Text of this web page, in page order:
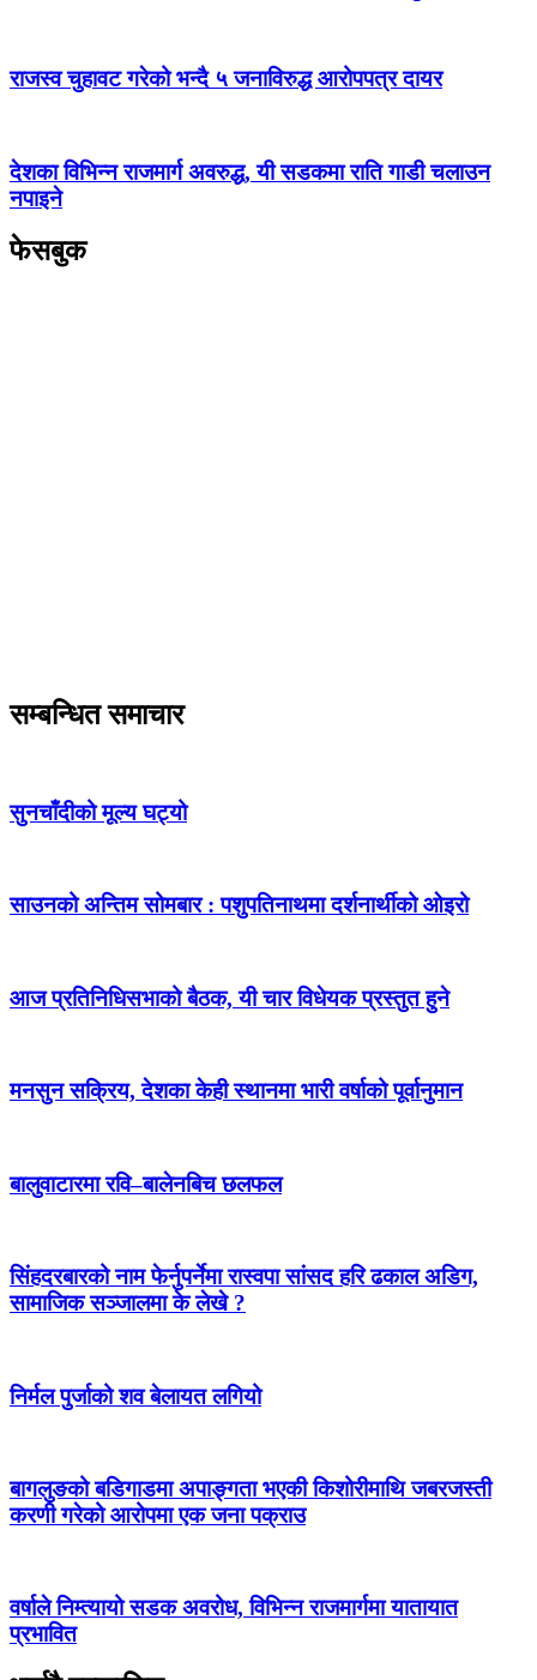
राजस्व चुहावट गरेको भन्दै ५ जनाविरुद्ध आरोपपत्र दायर
देशका विभिन्न राजमार्ग अवरुद्ध, यी सडकमा राति गाडी चलाउन
नपाइने
फेसबुक
सम्बन्धित समाचार
सुनचाँदीको मूल्य घट्यो
साउनको अन्तिम सोमबार : पशुपतिनाथमा दर्शनार्थीको ओइरो
आज प्रतिनिधिसभाको बैठक, यी चार विधेयक प्रस्तुत हुने
मनसुन सक्रिय, देशका केही स्थानमा भारी वर्षाको पूर्वानुमान
बालुवाटारमा रवि–बालेनबिच छलफल
सिंहदरबारको नाम फेर्नुपर्नेमा रास्वपा सांसद हरि ढकाल अडिग,
सामाजिक सञ्जालमा के लेखे ?
निर्मल पुर्जाको शव बेलायत लगियो
बागलुङको बडिगाडमा अपाङ्गता भएकी किशोरीमाथि जबरजस्ती
करणी गरेको आरोपमा एक जना पक्राउ
वर्षाले निम्त्यायो सडक अवरोध, विभिन्न राजमार्गमा यातायात
प्रभावित